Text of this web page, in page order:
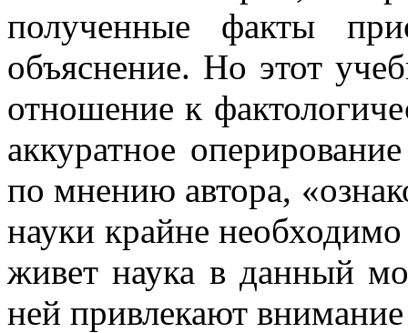
полученные факты
объяснение. Но этот
отношение к
аккуратное
по мнению автора,
науки крайне
живет наука в данный
ней привлекают внимание